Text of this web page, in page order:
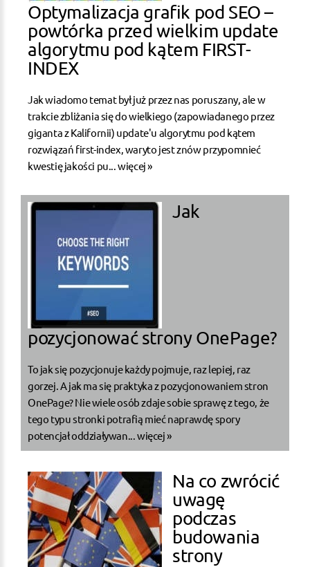
Optymalizacja grafik pod SEO –
powtórka przed wielkim update
algorytmu pod kątem FIRST-
INDEX
Jak wiadomo temat był już przez nas poruszany, ale w
trakcie zbliżania się do wielkiego (zapowiadanego przez
giganta z Kalifornii) update'u algorytmu pod kątem
rozwiązań first-index, waryto jest znów przypomnieć
kwestię jakości pu...więcej »
Jak
pozycjonować strony OnePage?
To jak się pozycjonuje każdy pojmuje, raz lepiej, raz
gorzej. A jak ma się praktyka z pozycjonowaniem stron
OnePage? Nie wiele osób zdaje sobie sprawę z tego, że
tego typu stronki potrafią mieć naprawdę spory
potencjał oddziaływan... więcej »
Na co zwrócić
uwagę
podczas
budowania
strony